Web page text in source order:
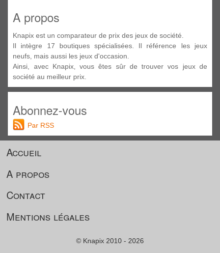
A propos
Knapix est un comparateur de prix des jeux de société.
Il intègre 17 boutiques spécialisées. Il référence les jeux
neufs, mais aussi les jeux d'occasion.
Ainsi, avec Knapix, vous êtes sûr de trouver vos jeux de
société au meilleur prix.
Abonnez-vous
Par RSS
Accueil
A propos
Contact
Mentions légales
© Knapix 2010 - 2026